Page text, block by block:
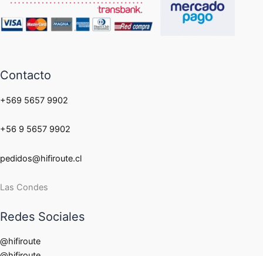
Contacto
+569 5657 9902
+56 9 5657 9902
pedidos@hifiroute.cl
Las Condes
Redes Sociales
@hifiroute